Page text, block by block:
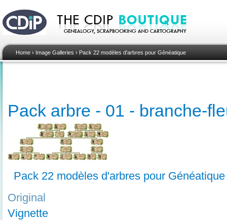
Home › Image Galleries › Pack 22 modèles d'arbres pour Généatique
Pack arbre - 01 - branche-
Pack 22 modèles d'arbres pour Généatique
Original
Vignette